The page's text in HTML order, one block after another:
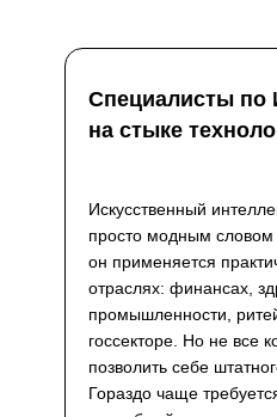
Специалисты по
на стыке
Искусственный
просто модным
он применяется
отраслях: финансах,
промышленности,
госсекторе. Но не все
позволить себе
Гораздо чаще